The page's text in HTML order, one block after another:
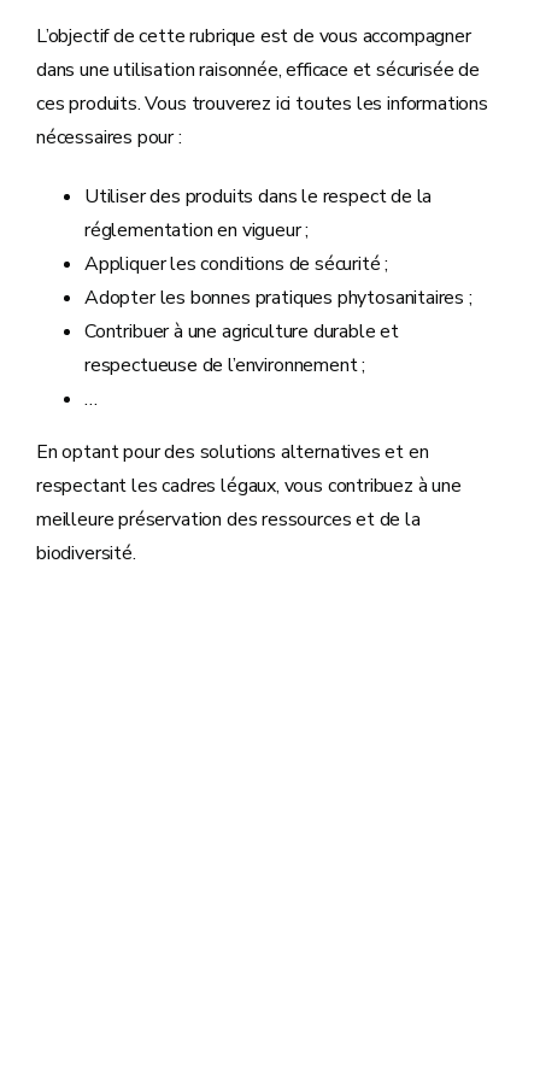
L’objectif de cette rubrique est de vous accompagner
dans une utilisation raisonnée, efficace et sécurisée de
ces produits. Vous trouverez ici toutes les informations
nécessaires pour :
Utiliser des produits dans le respect de la
réglementation en vigueur ;
Appliquer les conditions de sécurité ;
Adopter les bonnes pratiques phytosanitaires ;
Contribuer à une agriculture durable et
respectueuse de l’environnement ;
…
En optant pour des solutions alternatives et en
respectant les cadres légaux, vous contribuez à une
meilleure préservation des ressources et de la
biodiversité.